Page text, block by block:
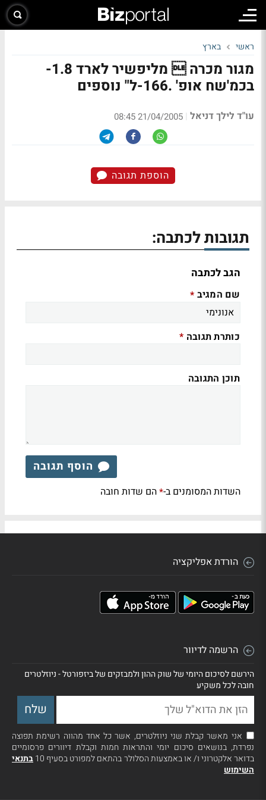
ראשי בארץ
מגור מכרה  מליפשיר לארד 1.8-
בכמ'שח אופ' .166-ל" נוספים
עו"ד לילך דניאל |
21/04/2005 08:45
הוספת תגובה
תגובות לכתבה:
הגב לכתבה
שם המגיב *
כותרת תגובה *
תוכן התגובה
הוסף תגובה
השדות המסומנים ב-*הם שדות חובה
הורדת אפליקציה
הרשמה לדיוור
הירשם לסיכום היומי של שוק ההון ולמבזקים של ביזפורטל - ניוזלטרים
חובה לכל משקיע
אני מאשר קבלת שני ניוזלטרים, אשר כל אחד מהווה רשימת תפוצה
נפרדת, בנושאים סיכום יומי והתראות חמות וקבלת דיוורים פרסומיים
בדואר אלקטרוני ו/ או באמצעות הסלולר בהתאם למפורט בסעיף 10
בתנאי
השימוש